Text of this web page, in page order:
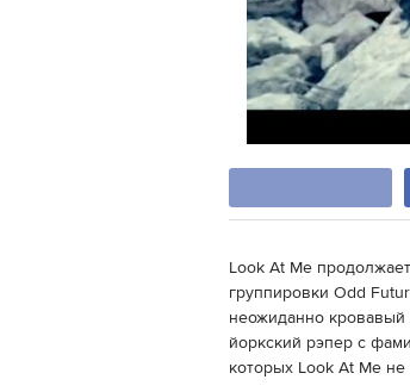
Look At Me
группировки Odd
неожиданно кровавый
йоркский рэпер с
которых Look At Me не